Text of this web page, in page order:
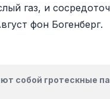
газ, и
фон Богенберг.
собой гротескные